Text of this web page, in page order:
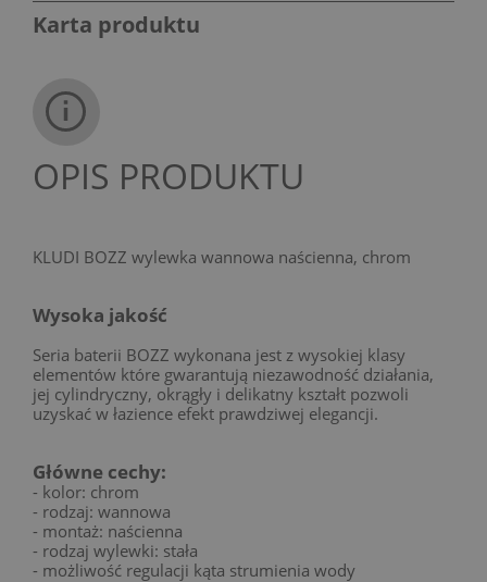
Karta produktu
OPIS PRODUKTU
KLUDI BOZZ wylewka wannowa naścienna, chrom
Wysoka jakość
Seria baterii BOZZ wykonana jest z wysokiej klasy
elementów które gwarantują niezawodność działania,
jej cylindryczny, okrągły i delikatny kształt pozwoli
uzyskać w łazience efekt prawdziwej elegancji.
Główne cechy:
- kolor: chrom
- rodzaj: wannowa
- montaż: naścienna
- rodzaj wylewki: stała
- możliwość regulacji kąta strumienia wody